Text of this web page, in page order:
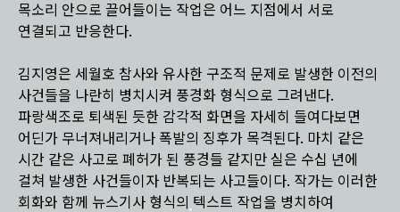
목소리 안으로 끌어들이는 작업은 어느 지점에서 서로
연결되고 반응한다.
김지영은 세월호 참사와 유사한 구조적 문제로 발생한 이전의
사건들을 나란히 병치시켜 풍경화 형식으로 그려낸다.
파랑색조로 퇴색된 듯한 감각적 화면을 자세히 들여다보면
어딘가 무너져내리거나 폭발의 징후가 목격된다. 마치 같은
시간 같은 사고로 폐허가 된 풍경들 같지만 실은 수십 년에
걸쳐 발생한 사건들이자 반복되는 사고들이다. 작가는 이러한
회화와 함께 뉴스기사 형식의 텍스트 작업을 병치하여